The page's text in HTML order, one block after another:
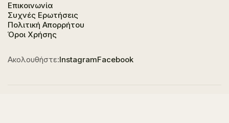
Επικοινωνία
Συχνές Ερωτήσεις
Πολιτική Απορρήτου
Όροι Χρήσης
Ακολουθήστε:InstagramFacebook